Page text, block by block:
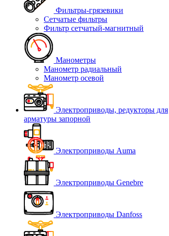
Фильтры-грязевики
Сетчатые фильтры
Фильтр сетчатый-магнитный
Манометры
Манометр радиальный
Манометр осевой
Электроприводы, редукторы для
арматуры запорной
Электроприводы Auma
Электроприводы Genebre
Электроприводы Danfoss